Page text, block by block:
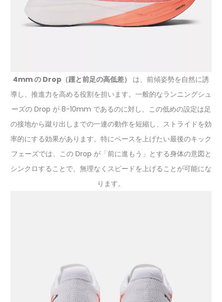
4mm の Drop（踵と前足の高低差）
は、前傾姿勢を自然に誘
導し、推進力を高める役割を担います。一般的なランニングシュ
ーズの Drop が 8-10mm であるのに対し、この低めの設定は足
の接地から蹴り出しまでの一連の動作を短縮し、ストライドを効
率的にする効果があります。特にペースを上げたい最後のキック
フェーズでは、この Drop が「前に進もう」とする身体の意図と
シンクロすることで、無理なくスピードを上げることが可能にな
ります。